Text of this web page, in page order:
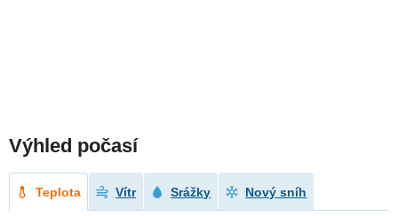
Výhled počasí
Teplota Vítr Srážky Nový sníh